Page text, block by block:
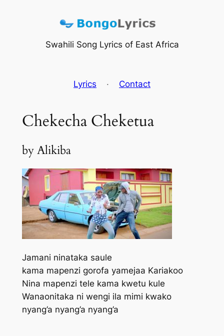
Swahili Song Lyrics of East Africa
Lyrics · Contact
Chekecha Cheketua
by Alikiba
Jamani ninataka saule
kama mapenzi gorofa yamejaa Kariakoo
Nina mapenzi tele kama kwetu kule
Wanaonitaka ni wengi ila mimi kwako
nyang’a nyang’a nyang’a